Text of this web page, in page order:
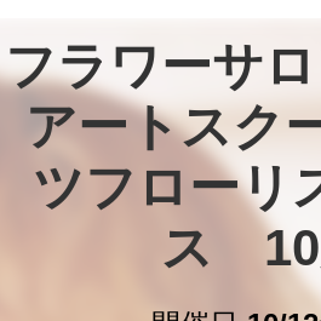
フラワーサ
アートスク
ツフローリ
ス　10